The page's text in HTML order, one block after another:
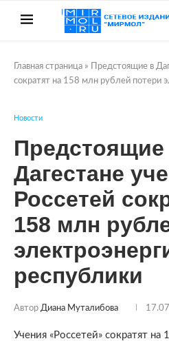
Главная страница »
Предстоящие в
сократят на 158 млн рублей потери
Новости
Предстоящие
Дагестане
Россетей
158 млн
республики
Автор Диана Муталибова
Учения «Россетей» сократят